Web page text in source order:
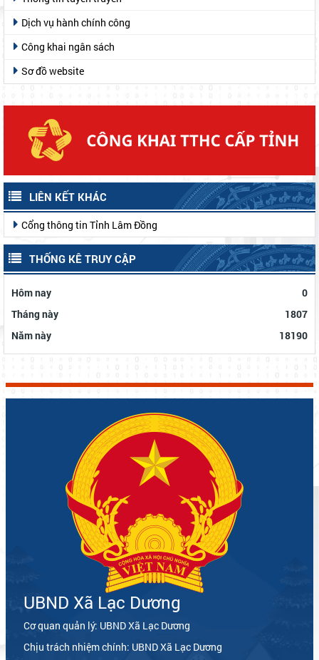
Dịch vụ hành chính công
Công khai ngân sách
Sơ đồ website
LIÊN KẾT KHÁC
Cổng thông tin Tỉnh Lâm Đồng
THỐNG KÊ TRUY CẬP
Hôm nay
0
Tháng này
1807
Năm này
18190
UBND Xã Lạc Dương
Cơ quan quản lý: UBND Xã Lạc Dương
Chịu trách nhiệm chính: UBND Xã Lạc Dương